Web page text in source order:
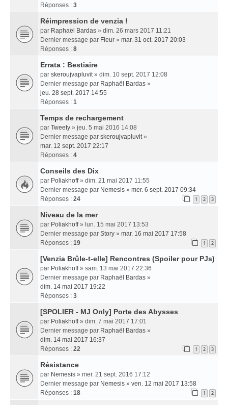
Réponses : 3
Réimpression de venzia !
par Raphaël Bardas » dim. 26 mars 2017 11:21
Dernier message par Fleur » mar. 31 oct. 2017 20:03
Réponses : 8
Errata : Bestiaire
par skeroujvapluvit» dim. 10 sept. 2017 12:08
Dernier message par Raphaël Bardas »
jeu. 28 sept. 2017 14:55
Réponses : 1
Temps de rechargement
par Tweety » jeu. 5 mai 2016 14:08
Dernier message par skeroujvapluvit»
mar. 12 sept. 2017 22:17
Réponses : 4
Conseils des Dix
par Poliakhoff» dim. 21 mai 2017 11:55
Dernier message par Nemesis » mer. 6 sept. 2017 09:34
Réponses : 24 1 2 3
Niveau de la mer
par Poliakhoff» lun. 15 mai 2017 13:53
Dernier message par Story » mar. 16 mai 2017 17:58
Réponses : 19 1 2
[Venzia Brûle-t-elle] Rencontres (Spoiler pour PJs)
par Poliakhoff» sam. 13 mai 2017 22:36
Dernier message par Raphaël Bardas »
dim. 14 mai 2017 19:22
Réponses : 3
[SPOLIER - MJ Only] Porte des Abysses
par Poliakhoff» dim. 7 mai 2017 17:01
Dernier message par Raphaël Bardas »
dim. 14 mai 2017 16:37
Réponses : 22 1 2 3
Résistance
par Nemesis » mer. 21 sept. 2016 17:12
Dernier message par Nemesis » ven. 12 mai 2017 13:58
Réponses : 18 1 2